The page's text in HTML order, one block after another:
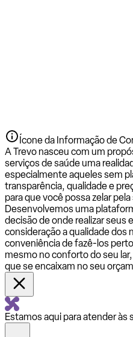
Ícone da Informação de
A Trevo nasceu com um
serviços de saúde uma
especialmente aqueles sem
transparência, qualidade e
para que você possa zelar
Desenvolvemos uma
decisão de onde realizar seus
consideração a qualidade dos
conveniência de fazê-los
mesmo no conforto do seu
que se encaixam no seu
Estamos aqui para atender às